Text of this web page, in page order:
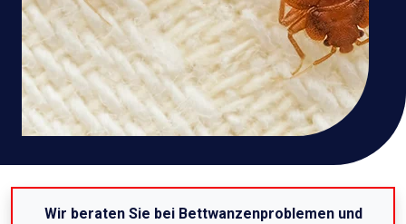
Wir beraten Sie bei Bettwanzenproblemen und